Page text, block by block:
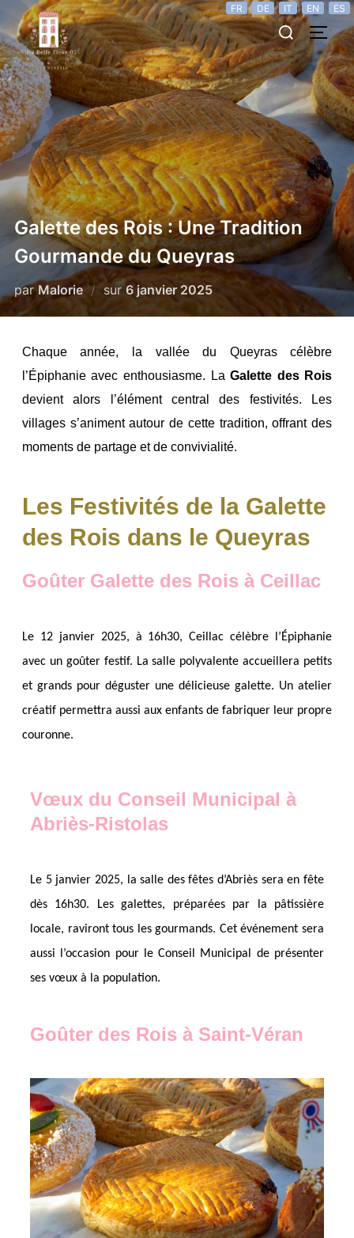
FR DE IT EN ES
Galette des Rois : Une Tradition
Gourmande du Queyras
parMalorie sur6 janvier 2025
Chaque année, la vallée du Queyras célèbre
l’Épiphanie avec enthousiasme. LaGalette des Rois
devient alors l’élément central des festivités. Les
villages s’animent autour de cette tradition, offrant des
moments de partage et de convivialité.
Les Festivités de la Galette
des Rois dans le Queyras
Goûter Galette des Rois à Ceillac
Le 12 janvier 2025, à 16h30, Ceillac célèbre l’Épiphanie
avec un goûter festif. La salle polyvalente accueillera petits
et grands pour déguster une délicieuse galette. Un atelier
créatif permettra aussi aux enfants de fabriquer leur propre
couronne.
Vœux du Conseil Municipal à
Abriès-Ristolas
Le 5 janvier 2025, la salle des fêtes d’Abriès sera en fête
dès 16h30. Les galettes, préparées par la pâtissière
locale, raviront tous les gourmands. Cet événement sera
aussi l’occasion pour le Conseil Municipal de présenter
ses vœux à la population.
Goûter des Rois à Saint-Véran